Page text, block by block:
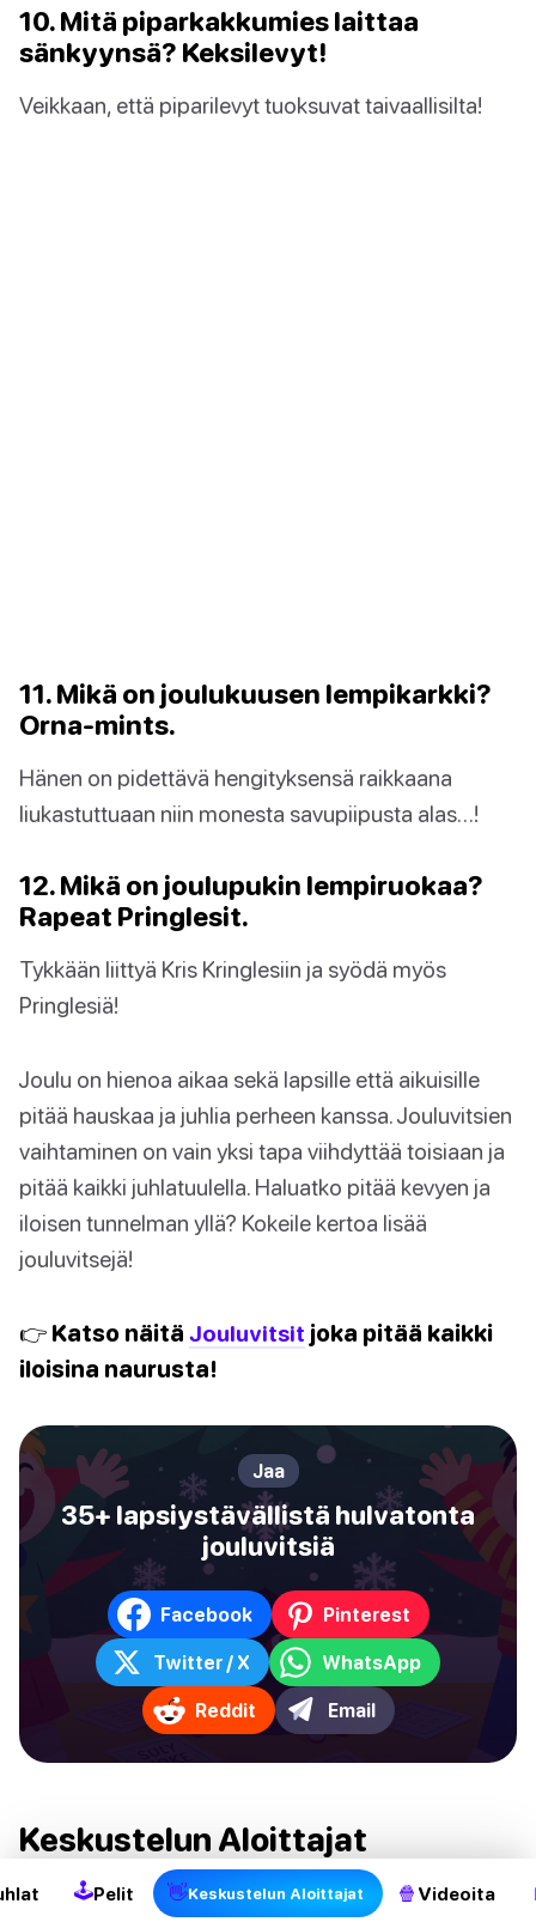
10. Mitä piparkakkumies laittaa
sänkyynsä? Keksilevyt!
Veikkaan, että piparilevyt tuoksuvat taivaallisilta!
11. Mikä on joulukuusen lempikarkki?
Orna-mints.
Hänen on pidettävä hengityksensä raikkaana
liukastuttuaan niin monesta savupiipusta alas…!
12. Mikä on joulupukin lempiruokaa?
Rapeat Pringlesit.
Tykkään liittyä Kris Kringlesiin ja syödä myös
Pringlesiä!
Joulu on hienoa aikaa sekä lapsille että aikuisille
pitää hauskaa ja juhlia perheen kanssa. Jouluvitsien
vaihtaminen on vain yksi tapa viihdyttää toisiaan ja
pitää kaikki juhlatuulella. Haluatko pitää kevyen ja
iloisen tunnelman yllä? Kokeile kertoa lisää
jouluvitsejä!
👉 Katso näitä Jouluvitsit joka pitää kaikki
iloisina naurusta!
Jaa
35+ lapsiystävällistä hulvatonta
jouluvitsiä
Facebook Pinterest
Twitter / X WhatsApp
Reddit Email
🕹Pelit 👋Keskustelun Aloittajat 🍿 Videoita
Keskustelun Aloittajat
Puhutpa sitten juhlissa, jossa puhut juuri tavatullesi
henkilölle, tai vietät aikaa ystävien kanssa, joita et ole